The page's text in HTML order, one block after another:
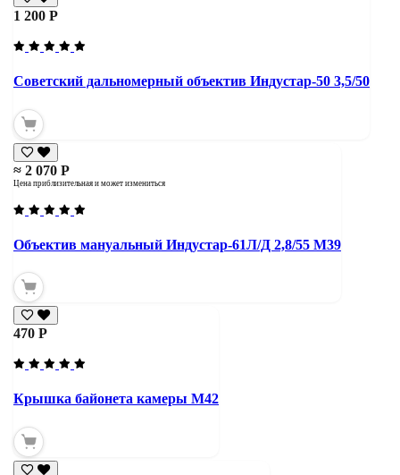
1 200 Р
Советский дальномерный объектив Индустар-50 3,5/50
≈ 2 070 Р
Цена приблизительная и может измениться
Объектив мануальный Индустар-61Л/Д 2,8/55 М39
470 Р
Крышка байонета камеры М42